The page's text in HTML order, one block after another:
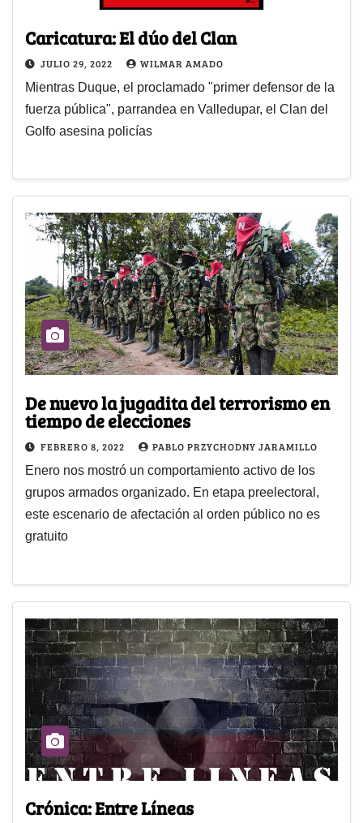
Caricatura: El dúo del Clan
JULIO 29, 2022 WILMAR AMADO
Mientras Duque, el proclamado "primer defensor de la
fuerza pública", parrandea en Valledupar, el Clan del
Golfo asesina policías
De nuevo la jugadita del terrorismo en
tiempo de elecciones
FEBRERO 8, 2022 PABLO PRZYCHODNY JARAMILLO
Enero nos mostró un comportamiento activo de los
grupos armados organizado. En etapa preelectoral,
este escenario de afectación al orden público no es
gratuito
Crónica: Entre Líneas